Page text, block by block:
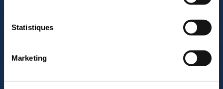
Statistiques
Marketing
-04:34